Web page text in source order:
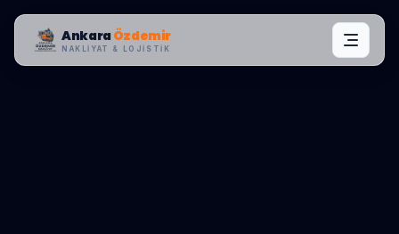
AnkaraÖzdemir
NAKLIYAT & LOJISTIK